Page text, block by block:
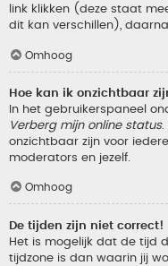
link klikken (deze staat
dit kan verschillen),
Omhoog
Hoe kan ik onzichtbaar
In het gebruikerspaneel
Verberg mijn online status.
onzichtbaar zijn voor
moderators en jezelf.
Omhoog
De tijden zijn niet correct!
Het is mogelijk dat de tijd
tijdzone is dan waarin jij